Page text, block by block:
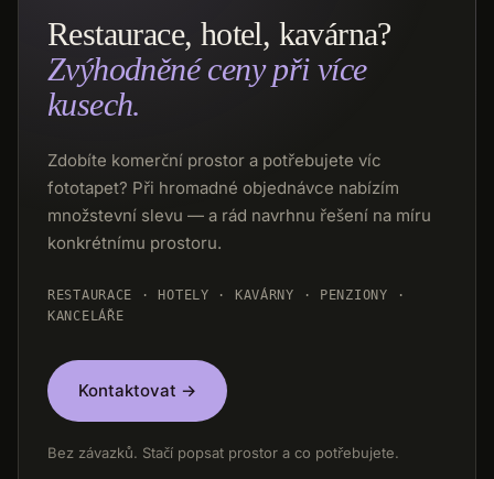
Restaurace, hotel, kavárna?
Zvýhodněné ceny při více
kusech.
Zdobíte komerční prostor a potřebujete víc
fototapet? Při hromadné objednávce nabízím
množstevní slevu — a rád navrhnu řešení na míru
konkrétnímu prostoru.
RESTAURACE · HOTELY · KAVÁRNY · PENZIONY ·
KANCELÁŘE
Kontaktovat →
Bez závazků. Stačí popsat prostor a co potřebujete.